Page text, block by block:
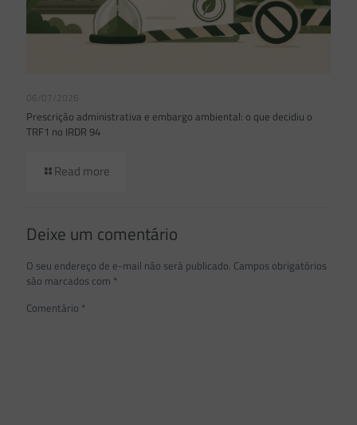
06/07/2026
Prescrição administrativa e embargo ambiental: o que decidiu o
TRF1 no IRDR 94
Read more
Deixe um comentário
O seu endereço de e-mail não será publicado. Campos obrigatórios
são marcados com *
Comentário *